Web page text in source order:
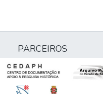
PARCEIROS